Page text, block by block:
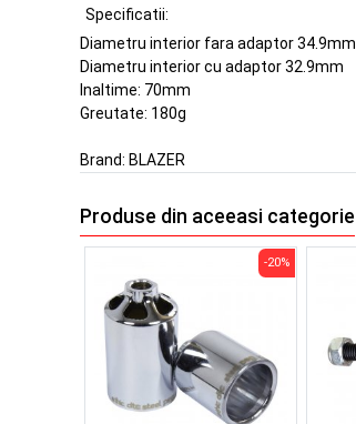
Specificatii:
Diametru interior fara adaptor 34.9mm
Diametru interior cu adaptor 32.9mm
Inaltime: 70mm
Greutate: 180g
Brand: BLAZER
Produse din aceeasi categorie
-20%